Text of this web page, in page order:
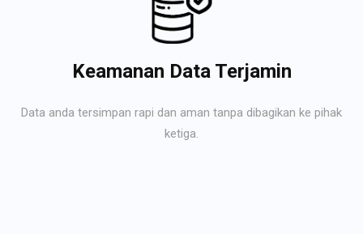
Keamanan Data Terjamin
Data anda tersimpan rapi dan aman tanpa dibagikan ke pihak
ketiga.